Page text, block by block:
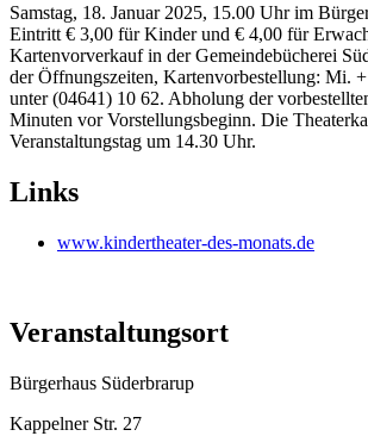
Samstag, 18. Januar 2025, 15.00 Uhr im
Eintritt € 3,00 für Kinder und € 4,00 für
Kartenvorverkauf in der Gemeindebücherei
der Öffnungszeiten, Kartenvorbestellung: Mi.
unter (04641) 10 62. Abholung der
Minuten vor Vorstellungsbeginn. Die
Veranstaltungstag um 14.30 Uhr.
Links
www.kindertheater-des-monats.de
Veranstaltungsort
Bürgerhaus Süderbrarup
Kappelner Str. 27